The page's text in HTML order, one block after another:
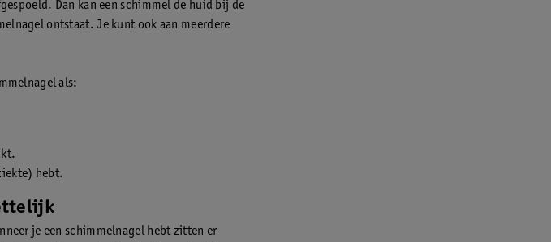
Dan kan een schimmel de huid bij de
ontstaat. Je kunt ook aan meerdere
als:
hebt.
je een schimmelnagel hebt zitten er